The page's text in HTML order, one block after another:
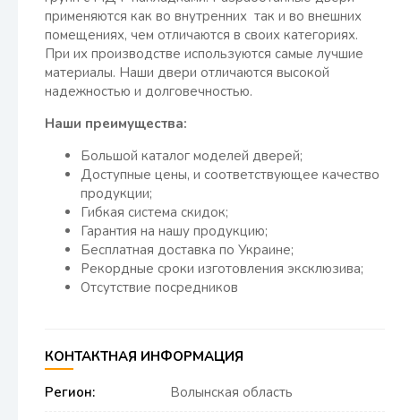
применяются как во внутренних так и во внешних
помещениях, чем отличаются в своих категориях.
При их производстве используются самые лучшие
материалы. Наши двери отличаются высокой
надежностью и долговечностью.
Наши преимущества:
Большой каталог моделей дверей;
Доступные цены, и соответствующее качество
продукции;
Гибкая система скидок;
Гарантия на нашу продукцию;
Бесплатная доставка по Украине;
Рекордные сроки изготовления эксклюзива;
Отсутствие посредников
КОНТАКТНАЯ ИНФОРМАЦИЯ
Регион:
Волынская область